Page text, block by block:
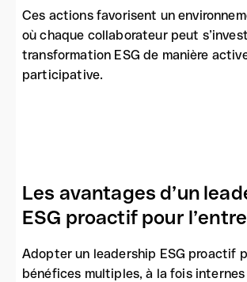
Ces actions favorisent un
où chaque collaborateur peut
transformation ESG de manière
participative.
Les avantages d’un
ESG proactif pour
Adopter un leadership ESG proactif
bénéfices multiples, à la fois